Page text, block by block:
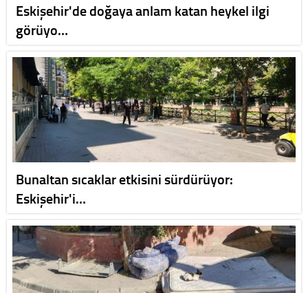
Eskişehir'de doğaya anlam katan heykel ilgi
görüyo…
Bunaltan sıcaklar etkisini sürdürüyor:
Eskişehir'i…